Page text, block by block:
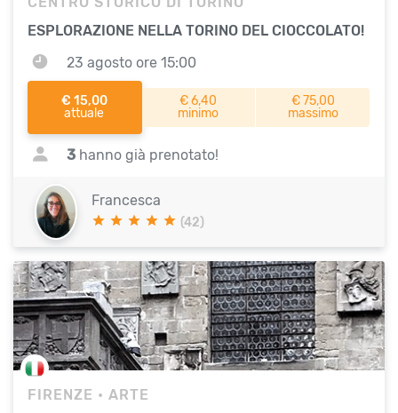
ESPLORAZIONE NELLA TORINO DEL CIOCCOLATO!
23 agosto ore 15:00
€ 15,00
attuale
€ 6,40
minimo
€ 75,00
massimo
3 hanno già prenotato!
Francesca
(42)
FIRENZE • ARTE